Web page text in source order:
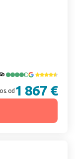
od 1 867 €